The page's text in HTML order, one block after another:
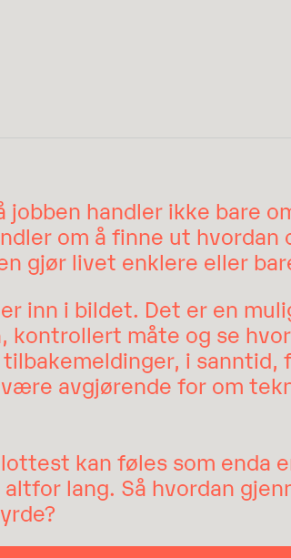
handler ikke bare
om å finne ut hvordan
gjør livet enklere eller
inn i bildet. Det er en
kontrollert måte og se
i sanntid,
avgjørende for om
kan føles som enda
lang. Så hvordan